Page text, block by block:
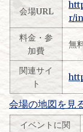
会場URL
r/
料金・参
加費
無
関連サイ
ト
会場の地図を見
イベントに関